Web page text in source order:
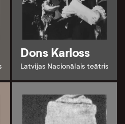
Dons Karloss
Latvijas Nacionālais teātris